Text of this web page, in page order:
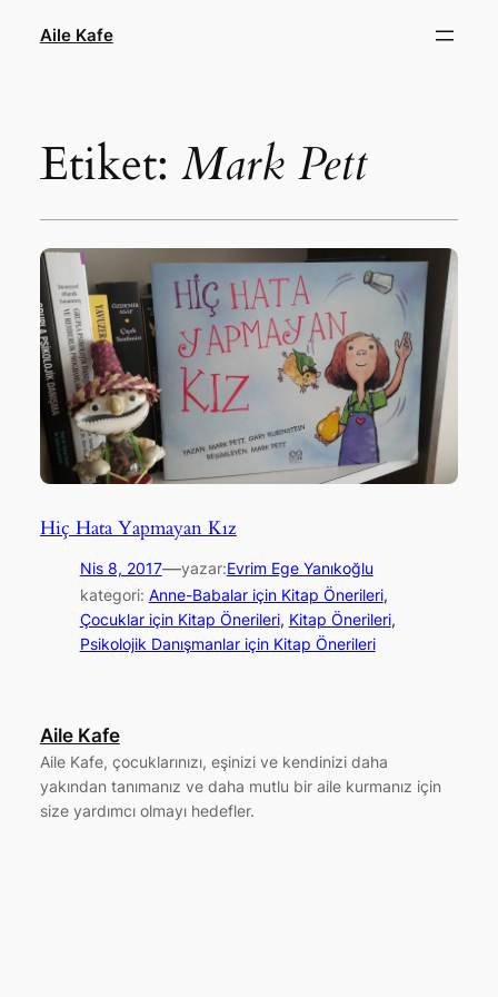
Aile Kafe
Etiket: Mark Pett
Hiç Hata Yapmayan Kız
Nis 8, 2017—yazar:Evrim Ege Yanıkoğlu
kategori: Anne-Babalar için Kitap Önerileri
Çocuklar için Kitap Önerileri, Kitap Önerileri
Psikolojik Danışmanlar için Kitap Önerileri
Aile Kafe
Aile Kafe, çocuklarınızı, eşinizi ve kendinizi daha
yakından tanımanız ve daha mutlu bir aile kurmanız için
size yardımcı olmayı hedefler.